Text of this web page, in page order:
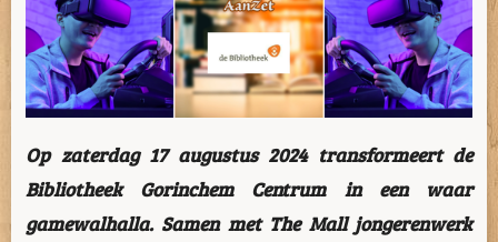
Op zaterdag 17 augustus 2024 transformeert de
Bibliotheek Gorinchem Centrum in een waar
gamewalhalla. Samen met The Mall jongerenwerk